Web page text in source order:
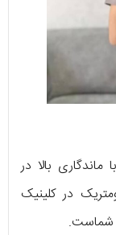
بالا در
در کلینیک
شماست.